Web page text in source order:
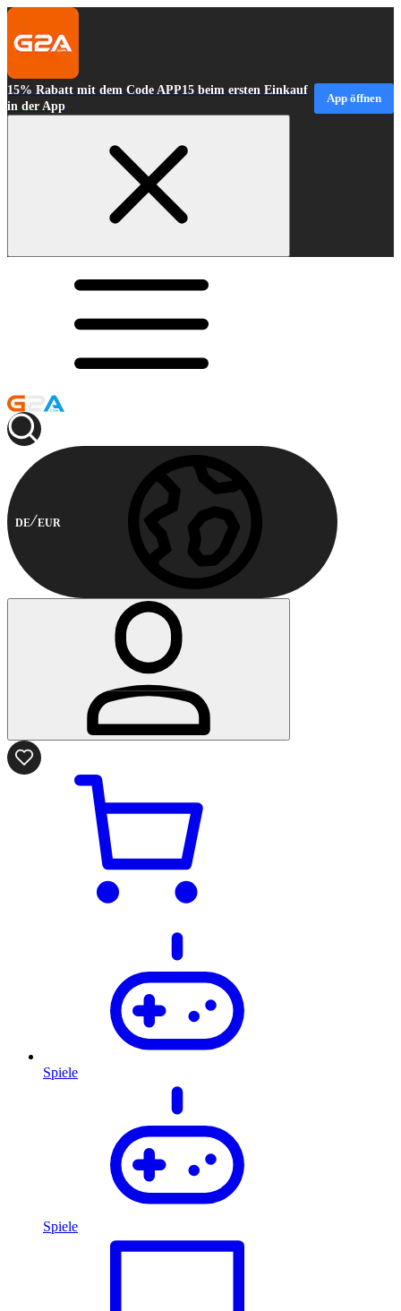
15% Rabatt mit dem Code APP15 beim ersten Einkauf
in der App
App öffnen
DE EUR
Spiele
Spiele